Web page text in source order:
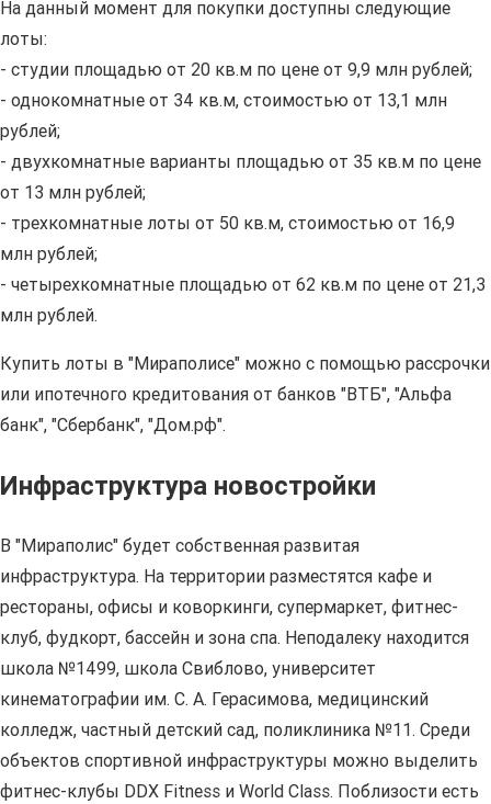
На данный момент для покупки доступны следующие
лоты:
- студии площадью от 20 кв.м по цене от 9,9 млн рублей;
- однокомнатные от 34 кв.м, стоимостью от 13,1 млн
рублей;
- двухкомнатные варианты площадью от 35 кв.м по цене
от 13 млн рублей;
- трехкомнатные лоты от 50 кв.м, стоимостью от 16,9
млн рублей;
- четырехкомнатные площадью от 62 кв.м по цене от 21,3
млн рублей.
Купить лоты в "Мираполисе" можно с помощью рассрочки
или ипотечного кредитования от банков "ВТБ", "Альфа
банк", "Сбербанк", "Дом.рф".
Инфраструктура новостройки
В "Мираполис" будет собственная развитая
инфраструктура. На территории разместятся кафе и
рестораны, офисы и коворкинги, супермаркет, фитнес-
клуб, фудкорт, бассейн и зона спа. Неподалеку находится
школа №1499, школа Свиблово, университет
кинематографии им. С. А. Герасимова, медицинский
колледж, частный детский сад, поликлиника №11. Среди
объектов спортивной инфраструктуры можно выделить
фитнес-клубы DDX Fitness и World Class. Поблизости есть